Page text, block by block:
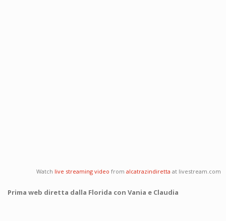
Watch live streaming video from alcatrazindiretta at livestream.com
Prima web diretta dalla Florida con Vania e Claudia